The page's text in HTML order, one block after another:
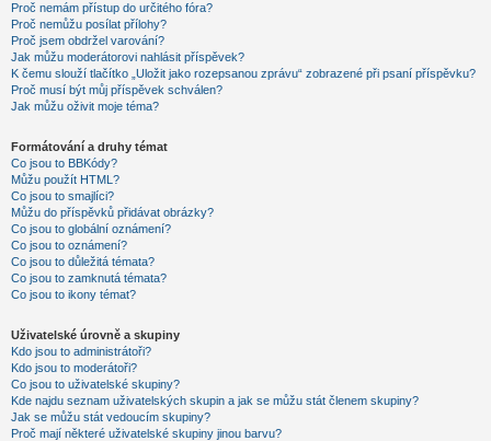
Proč nemám přístup do určitého fóra?
Proč nemůžu posílat přílohy?
Proč jsem obdržel varování?
Jak můžu moderátorovi nahlásit příspěvek?
K čemu slouží tlačítko „Uložit jako rozepsanou zprávu“ zobrazené při psaní příspěvku?
Proč musí být můj příspěvek schválen?
Jak můžu oživit moje téma?
Formátování a druhy témat
Co jsou to BBKódy?
Můžu použít HTML?
Co jsou to smajlíci?
Můžu do příspěvků přidávat obrázky?
Co jsou to globální oznámení?
Co jsou to oznámení?
Co jsou to důležitá témata?
Co jsou to zamknutá témata?
Co jsou to ikony témat?
Uživatelské úrovně a skupiny
Kdo jsou to administrátoři?
Kdo jsou to moderátoři?
Co jsou to uživatelské skupiny?
Kde najdu seznam uživatelských skupin a jak se můžu stát členem skupiny?
Jak se můžu stát vedoucím skupiny?
Proč mají některé uživatelské skupiny jinou barvu?